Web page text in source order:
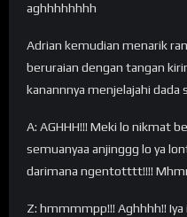
aghhhhhhhh
Adrian kemudian menarik
beruraian dengan tangan
kanannnya menjelajahi dada
A: AGHHH!!! Meki lo nikmat
semuanyaa anjinggg lo ya
darimana ngentotttt!!!!
Z: hmmmmpp!!! Aghhhh!!